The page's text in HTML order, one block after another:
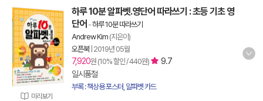
미리보기
하루 10분 알파벳.영단어 따라쓰기 : 초등 기초 영
단어 -하루 10분 따라쓰기
Andrew Kim (지은이)
오픈북| 2019년 05월
7,920원 (10% 할인 / 440원)
9.7
일시품절
부록 : 책상용 포스터, 알파벳 카드